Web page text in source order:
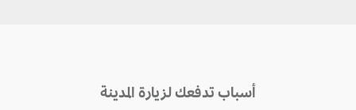
أسباب تدفعك لزيارة المدينة